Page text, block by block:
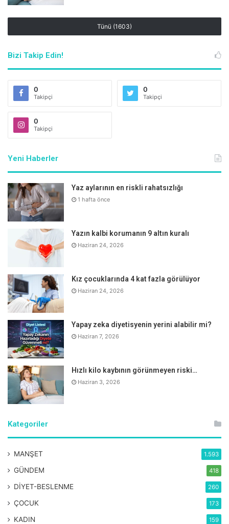
Tünü (1603)
Bizi Takip Edin!
0
Takipçi
0
Takipçi
0
Takipçi
Yeni Haberler
Yaz aylarının en riskli rahatsızlığı
1 hafta önce
Yazın kalbi korumanın 9 altın kuralı
Haziran 24, 2026
Kız çocuklarında 4 kat fazla görülüyor
Haziran 24, 2026
Yapay zeka diyetisyenin yerini alabilir mi?
Haziran 7, 2026
Hızlı kilo kaybının görünmeyen riski…
Haziran 3, 2026
Kategoriler
MANŞET 1.593
GÜNDEM 418
DİYET-BESLENME 260
ÇOCUK 173
KADIN 159